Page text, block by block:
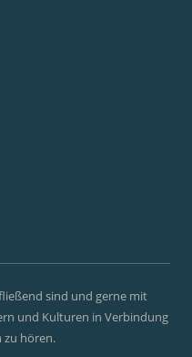
sind und gerne mit
und Kulturen in Verbindung
zu hören.